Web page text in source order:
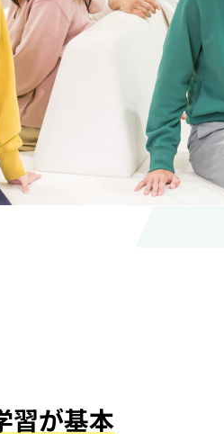
習が基本